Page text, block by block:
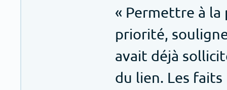
« Permettre à la
priorité,
avait déjà
du lien. Les